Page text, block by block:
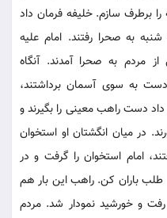
برطرف سازم. خلیفه فرمان داد
به صحرا رفتند. امام علیه
مردم به صحرا آمدند. آنگاه
به سوی آسمان برداشتند،
دست راهب معینی را بگیرند و
در میان انگشتان او استخوان
امام استخوان را گرفت و در
طلب باران کن. راهب این بار هم
و خورشید نمودار شد. مردم